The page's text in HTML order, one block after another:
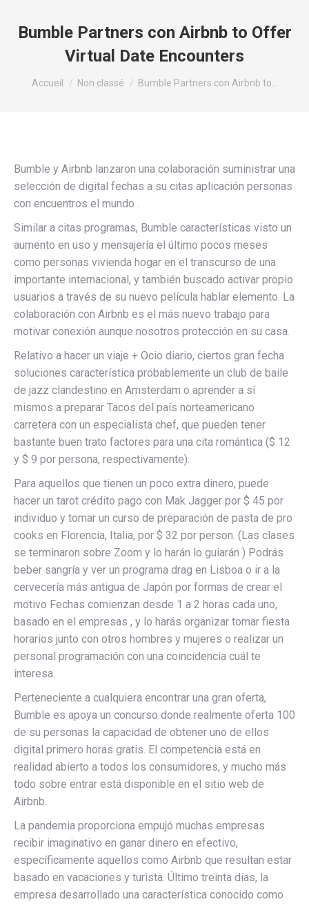
Bumble Partners con Airbnb to Offer
Virtual Date Encounters
Vous êtes ici :
Accueil Non classé Bumble Partners con Airbnb to…
Bumble y Airbnb lanzaron una colaboración suministrar una
selección de digital fechas a su citas aplicación personas
con encuentros el mundo .
Similar a citas programas, Bumble características visto un
aumento en uso y mensajería el último pocos meses
como personas vivienda hogar en el transcurso de una
importante internacional, y también buscado activar propio
usuarios a través de su nuevo película hablar elemento. La
colaboración con Airbnb es el más nuevo trabajo para
motivar conexión aunque nosotros protección en su casa.
Relativo a hacer un viaje + Ocio diario, ciertos gran fecha
soluciones característica probablemente un club de baile
de jazz clandestino en Amsterdam o aprender a sí
mismos a preparar Tacos del país norteamericano
carretera con un especialista chef, que pueden tener
bastante buen trato factores para una cita romántica ($ 12
y $ 9 por persona, respectivamente).
Para aquellos que tienen un poco extra dinero, puede
hacer un tarot crédito pago con Mak Jagger por $ 45 por
individuo y tomar un curso de preparación de pasta de pro
cooks en Florencia, Italia, por $ 32 por person. (Las clases
se terminaron sobre Zoom y lo harán lo guiarán ) Podrás
beber sangría y ver un programa drag en Lisboa o ir a la
cervecería más antigua de Japón por formas de crear el
motivo Fechas comienzan desde 1 a 2 horas cada uno,
basado en el empresas , y lo harás organizar tomar fiesta
horarios junto con otros hombres y mujeres o realizar un
personal programación con una coincidencia cuál te
interesa.
Perteneciente a cualquiera encontrar una gran oferta,
Bumble es apoya un concurso donde realmente oferta 100
de su personas la capacidad de obtener uno de ellos
digital primero horas gratis. El competencia está en
realidad abierto a todos los consumidores, y mucho más
todo sobre entrar está disponible en el sitio web de
Airbnb.
La pandemia proporciona empujó muchas empresas
recibir imaginativo en ganar dinero en efectivo,
específicamente aquellos como Airbnb que resultan estar
basado en vacaciones y turista. Último treinta días, la
empresa desarrollado una característica conocido como